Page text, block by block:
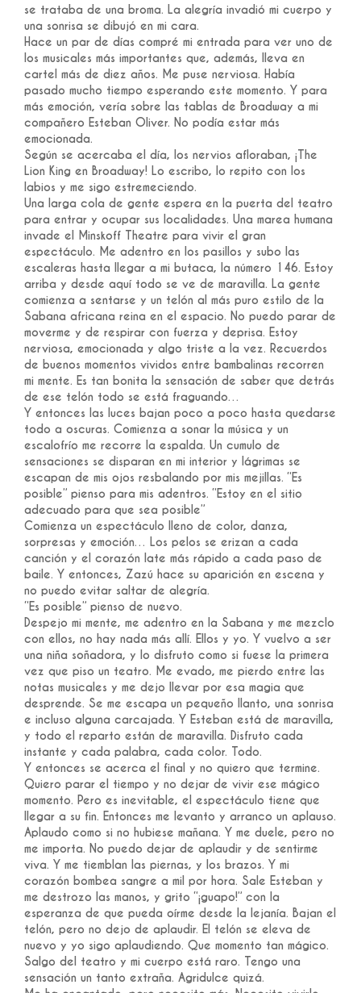
se trataba de una broma. La alegría invadió mi cuerpo y
una sonrisa se dibujó en mi cara.
Hace un par de días compré mi entrada para ver uno de
los musicales más importantes que, además, lleva en
cartel más de diez años. Me puse nerviosa. Había
pasado mucho tiempo esperando este momento. Y para
más emoción, vería sobre las tablas de Broadway a mi
compañero Esteban Oliver. No podía estar más
emocionada.
Según se acercaba el día, los nervios afloraban, ¡The
Lion King en Broadway! Lo escribo, lo repito con los
labios y me sigo estremeciendo.
Una larga cola de gente espera en la puerta del teatro
para entrar y ocupar sus localidades. Una marea humana
invade el Minskoff Theatre para vivir el gran
espectáculo. Me adentro en los pasillos y subo las
escaleras hasta llegar a mi butaca, la número 146. Estoy
arriba y desde aquí todo se ve de maravilla. La gente
comienza a sentarse y un telón al más puro estilo de la
Sabana africana reina en el espacio. No puedo parar de
moverme y de respirar con fuerza y deprisa. Estoy
nerviosa, emocionada y algo triste a la vez. Recuerdos
de buenos momentos vividos entre bambalinas recorren
mi mente. Es tan bonita la sensación de saber que detrás
de ese telón todo se está fraguando…
Y entonces las luces bajan poco a poco hasta quedarse
todo a oscuras. Comienza a sonar la música y un
escalofrío me recorre la espalda. Un cumulo de
sensaciones se disparan en mi interior y lágrimas se
escapan de mis ojos resbalando por mis mejillas. “Es
posible” pienso para mis adentros. “Estoy en el sitio
adecuado para que sea posible”
Comienza un espectáculo lleno de color, danza,
sorpresas y emoción… Los pelos se erizan a cada
canción y el corazón late más rápido a cada paso de
baile. Y entonces, Zazú hace su aparición en escena y
no puedo evitar saltar de alegría.
“Es posible” pienso de nuevo.
Despejo mi mente, me adentro en la Sabana y me mezclo
con ellos, no hay nada más allí. Ellos y yo. Y vuelvo a ser
una niña soñadora, y lo disfruto como si fuese la primera
vez que piso un teatro. Me evado, me pierdo entre las
notas musicales y me dejo llevar por esa magia que
desprende. Se me escapa un pequeño llanto, una sonrisa
e incluso alguna carcajada. Y Esteban está de maravilla,
y todo el reparto están de maravilla. Disfruto cada
instante y cada palabra, cada color. Todo.
Y entonces se acerca el final y no quiero que termine.
Quiero parar el tiempo y no dejar de vivir ese mágico
momento. Pero es inevitable, el espectáculo tiene que
llegar a su fin. Entonces me levanto y arranco un aplauso.
Aplaudo como si no hubiese mañana. Y me duele, pero no
me importa. No puedo dejar de aplaudir y de sentirme
viva. Y me tiemblan las piernas, y los brazos. Y mi
corazón bombea sangre a mil por hora. Sale Esteban y
me destrozo las manos, y grito “¡guapo!” con la
esperanza de que pueda oírme desde la lejanía. Bajan el
telón, pero no dejo de aplaudir. El telón se eleva de
nuevo y yo sigo aplaudiendo. Que momento tan mágico.
Salgo del teatro y mi cuerpo está raro. Tengo una
sensación un tanto extraña. Agridulce quizá.